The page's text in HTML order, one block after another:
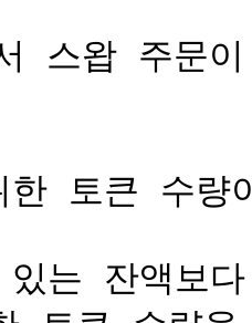
스왑 주문
토큰 수량
는 잔액보